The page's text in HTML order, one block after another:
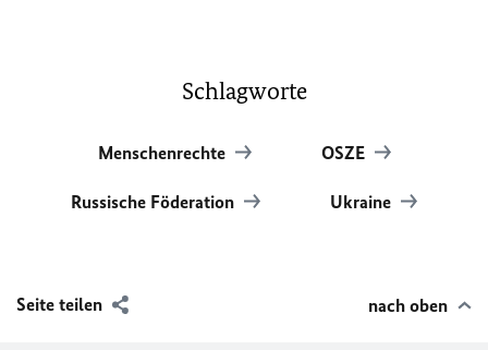
Schlagworte
Menschenrechte OSZE
Russische Föderation Ukraine
Seite teilen nach oben